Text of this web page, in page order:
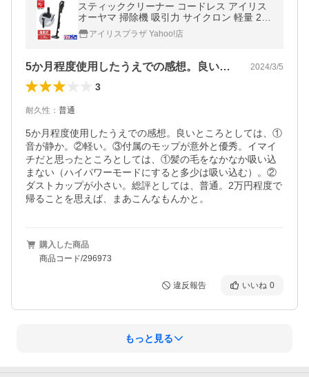
スティッククリーナー コードレス アイリス
オーヤマ 掃除機 吸引力 サイクロン 軽量 2w
ay 自走式 一人暮らし 新生活 SCD-R2P 安心
延長保証対象
アイリスプラザ Yahoo!店
5か月程度使用したうえでの感想。良いと… 2024/3/5
3
耐久性 ： 普通
5か月程度使用したうえでの感想。良いところとしては、①
音が静か。②軽い。③付属のモップが意外と優秀。イマイ
チだと思ったところとしては、①髪の毛をなかなか吸い込
まない（ハイパワーモードにすると多少は吸い込む）。②
ダストカップが小さい。総評としては、普通。2万円程度で
帰ることを思えば、まあこんなもんかと。
購入した商品
商品コード/296973
違反報告 いいね 0
もっと見る